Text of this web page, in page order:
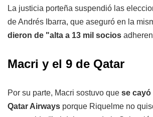
La justicia porteña suspendió las
de Andrés Ibarra, que aseguró en la
dieron de "alta a 13 mil socios
Macri y el 9 de Qatar
Por su parte, Macri sostuvo que se
Qatar Airways porque Riquelme no